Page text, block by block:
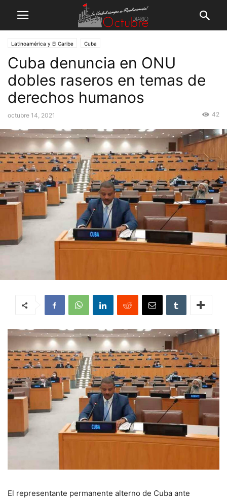
Latinoamérica y El Caribe Cuba
Cuba denuncia en ONU
dobles raseros en temas de
derechos humanos
octubre 14, 2021 42
El representante permanente alterno de Cuba ante